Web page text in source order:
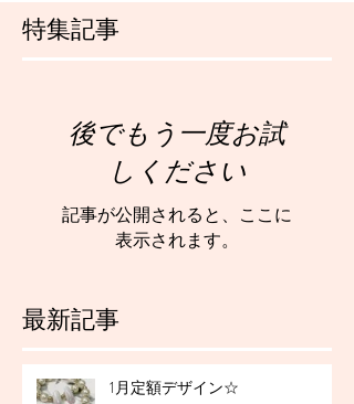
特集記事
最新記事
後でもう一度お試
しください
記事が公開されると、ここに
表示されます。
1月定額デザイン☆